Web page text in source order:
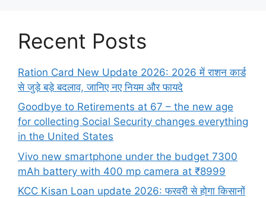
Recent Posts
Ration Card New Update 2026: 2026 में राशन कार्ड
से जुड़े बड़े बदलाव, जानिए नए नियम और फायदे
Goodbye to Retirements at 67 – the new age
for collecting Social Security changes everything
in the United States
Vivo new smartphone under the budget 7300
mAh battery with 400 mp camera at ₹8999
KCC Kisan Loan update 2026: फरवरी से होगा किसानों